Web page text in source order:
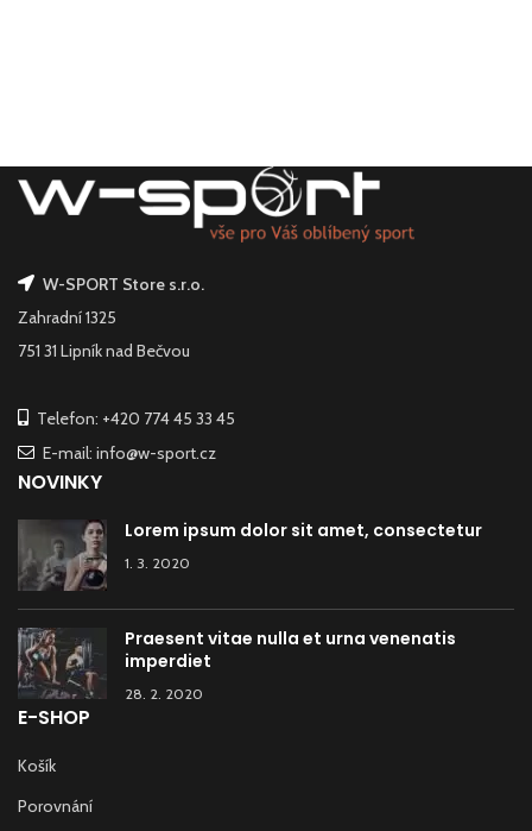
W-SPORT Store s.r.o.
Zahradní 1325
751 31 Lipník nad Bečvou
Telefon: +420 774 45 33 45
E-mail: info@w-sport.cz
NOVINKY
Lorem ipsum dolor sit amet, consectetur
1. 3. 2020
Praesent vitae nulla et urna venenatis
imperdiet
28. 2. 2020
E-SHOP
Košík
Porovnání